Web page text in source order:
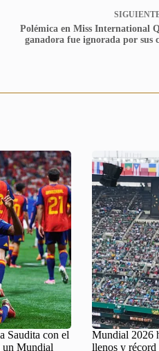
Polémica en Miss International
ganadora fue ignorada por sus
Saudita con el
un Mundial
Mundial 2026
llenos y récord